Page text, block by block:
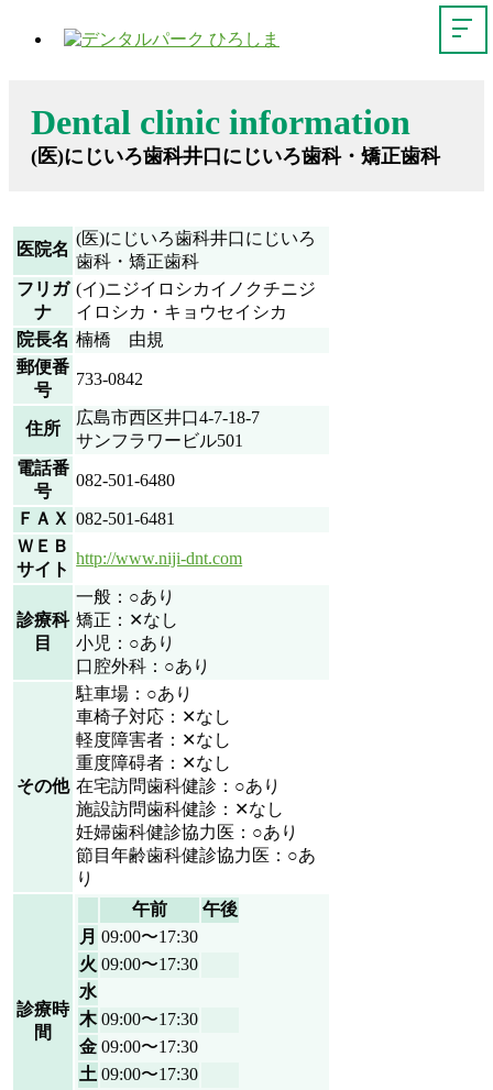
Dental clinic information
(医)にじいろ歯科井口にじいろ歯科・矯正歯科
医院名
(医)にじいろ歯科井口にじいろ
歯科・矯正歯科
フリガ
ナ
(イ)ニジイロシカイノクチニジ
イロシカ・キョウセイシカ
院長名 楠橋 由規
郵便番
号
733-0842
住所
広島市西区井口4-7-18-7
サンフラワービル501
電話番
号
082-501-6480
ＦＡＸ 082-501-6481
ＷＥＢ
サイト
http://www.niji-dnt.com
診療科
目
一般：○あり
矯正：✕なし
小児：○あり
口腔外科：○あり
その他
駐車場：○あり
車椅子対応：✕なし
軽度障害者：✕なし
重度障碍者：✕なし
在宅訪問歯科健診：○あり
施設訪問歯科健診：✕なし
妊婦歯科健診協力医：○あり
節目年齢歯科健診協力医：○あ
り
診療時
間
午前
午後
月 09:00〜17:30
火 09:00〜17:30
水
木 09:00〜17:30
金 09:00〜17:30
土 09:00〜17:30